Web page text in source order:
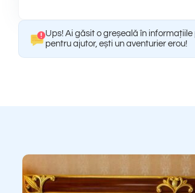
Ups! Ai găsit o greșeală în
pentru ajutor, ești un aventurier erou!